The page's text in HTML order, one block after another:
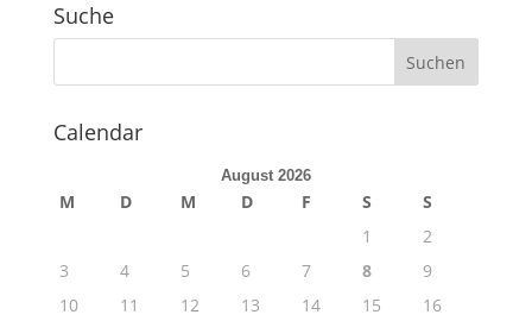
Suche
Calendar
August 2026
M D M D F S
S
1
2
3
4 5 6 7 8
9
10
11 12 13 14 15
16